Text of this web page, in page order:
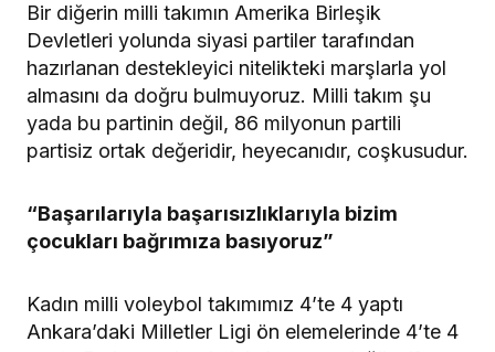
Bir diğerin milli takımın Amerika Birleşik
Devletleri yolunda siyasi partiler tarafından
hazırlanan destekleyici nitelikteki marşlarla yol
almasını da doğru bulmuyoruz. Milli takım şu
yada bu partinin değil, 86 milyonun partili
partisiz ortak değeridir, heyecanıdır, coşkusudur.
“Başarılarıyla başarısızlıklarıyla bizim
çocukları bağrımıza basıyoruz”
Kadın milli voleybol takımımız 4’te 4 yaptı
Ankara’daki Milletler Ligi ön elemelerinde 4’te 4